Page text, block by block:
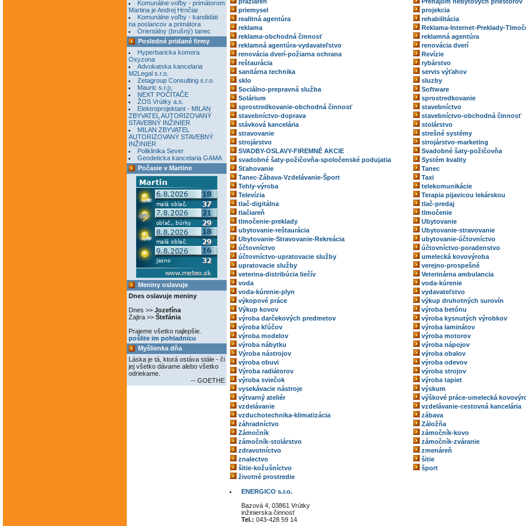
Komunálne voľby - primátorom
Martina je Andrej Hrnčiar
Komunálne voľby - kandidáti
na poslancov a primátora
Orientálny (brušný) tanec
Posledné pridané firmy
Hyperbaricka komora
Oxyzona
Advokatska kancelaria
M2Legal s.r.o.
Zetagroup Consulting s.r.o.
Mauric s.r.o.
NEXT POČÍTAČE
ŽOS Vrútky a.s.
Elektroprojektant - MILAN
ZBYVATEL AUTORIZOVANÝ
STAVEBNÝ INŽINIER
MILAN ZBYVATEL
AUTORIZOVANÝ STAVEBNÝ
INŽINIER
Poliklinika Sever
Geodeticka kancelaria GAMA
Počasie v Martine
Meniny oslavuje
Dnes oslavuje meniny
Dnes >> Jozefína
Zajtra >> Štefánia
Prajeme všetko najlepšie.
pošlite im pohladnicu
Myšlienka dňa
Láska je tá, ktorá ostáva stále - či
jej všetko dávame alebo všetko
odriekame.
-- GOETHE
priemysel
projekcia
realitná agentúra
rehabilitácia
reklama
Reklama-Internet-Preklady-
reklama-obchodná činnosť
reklamná agentúra
reklamná agentúra-vydavateľstvo
renovácia dverí
renovácia dverí-požiarna ochrana
Revízie
reštaurácia
rybárstvo
sanitárna technika
servis výťahov
sklo
sluzby
Sociálno-prepravná služba
Software
Solárium
sprostredkovanie
sprostredkovanie-obchodná činnosť
stavebníctvo
stavebníctvo-doprava
stavebníctvo-obchodná činnosť
stávková kancelária
stolárstvo
stravovanie
strešné systémy
strojárstvo
strojárstvo-marketing
SVADBY-OSLAVY-FIREMNÉ AKCIE
Svadobné šaty-požičovňa
svadobné šaty-požičovňa-spoločenské podujatia
Systém kvality
Sťahovanie
Tanec
Tanec-Zábava-Vzdelávanie-Šport
Taxi
Tehly-výroba
telekomunikácie
Televízia
Terapia pijavicou lekárskou
tlač-digitálna
tlač-predaj
tlačiareň
tlmočenie
tlmočenie-preklady
Ubytovanie
ubytovanie-reštaurácia
Ubytovanie-stravovanie
Ubytovanie-Stravovanie-Rekreácia
ubytovanie-účtovníctvo
účtovníctvo
účtovníctvo-poradenstvo
účtovníctvo-upratovacie služby
umelecká kovovýroba
upratovacie služby
verejno-prospešné
veterina-distribúcia liečív
Veterinárna ambulancia
voda
voda-kúrenie
voda-kúrenie-plyn
vydavateľstvo
výkopové práce
výkup druhotných surovín
Výkup kovov
výroba betónu
výroba darčekových predmetov
výroba kysnutých výrobkov
výroba kľúčov
výroba laminátov
výroba modelov
výroba motorov
výroba nábytku
výroba nápojov
Výroba nástrojov
výroba obalov
výroba obuvi
výroba odevov
Výroba radiátorov
výroba strojov
výroba sviečok
výroba tapiet
vysekávacie nástroje
výskum
výtvarný ateliér
výškové práce-umelecká
vzdelávanie
vzdelávanie-cestovná kancelária
vzduchotechnika-klimatizácia
zábava
záhradníctvo
Záložňa
Zámočník
zámočník-kovo
zámočník-stolárstvo
zámočník-zváranie
zdravotníctvo
zmenáreň
znalectvo
šitie
šitie-kožušníctvo
šport
životné prostredie
ENERGICO s.r.o.
Bazová 4, 03861 Vrútky
inžinierska činnosť
Tel.: 043-428 59 14